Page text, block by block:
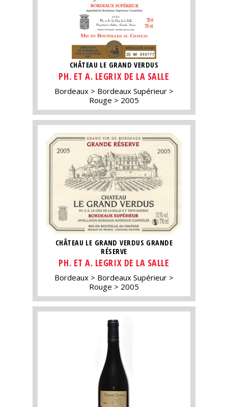
CHÂTEAU LE GRAND VERDUS
PH. ET A. LEGRIX DE LA SALLE
Bordeaux
Bordeaux Supérieur
Rouge
2005
CHÂTEAU LE GRAND VERDUS GRANDE
RÉSERVE
PH. ET A. LEGRIX DE LA SALLE
Bordeaux
Bordeaux Supérieur
Rouge
2005